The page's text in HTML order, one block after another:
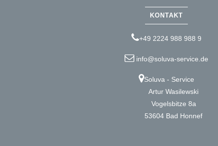
KONTAKT
+49 2224 988 988 9
info@soluva-service.de
Soluva - Service
Artur Wasilewski
Vogelsbitze 8a
53604 Bad Honnef